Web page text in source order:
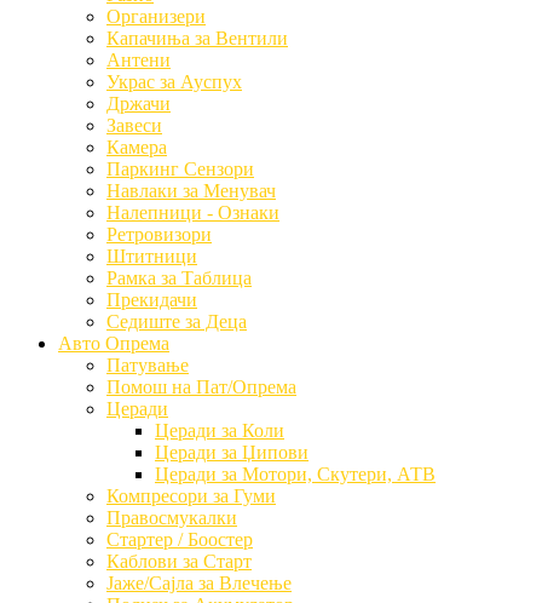
Организери
Капачиња за Вентили
Антени
Украс за Ауспух
Држачи
Завеси
Камера
Паркинг Сензори
Навлаки за Менувач
Налепници - Ознаки
Ретровизори
Штитници
Рамка за Таблица
Прекидачи
Седиште за Деца
Авто Опрема
Патување
Помош на Пат/Опрема
Церади
Церади за Коли
Церади за Џипови
Церади за Мотори, Скутери, АТВ
Компресори за Гуми
Правосмукалки
Стартер / Боостер
Каблови за Старт
Јаже/Сајла за Влечење